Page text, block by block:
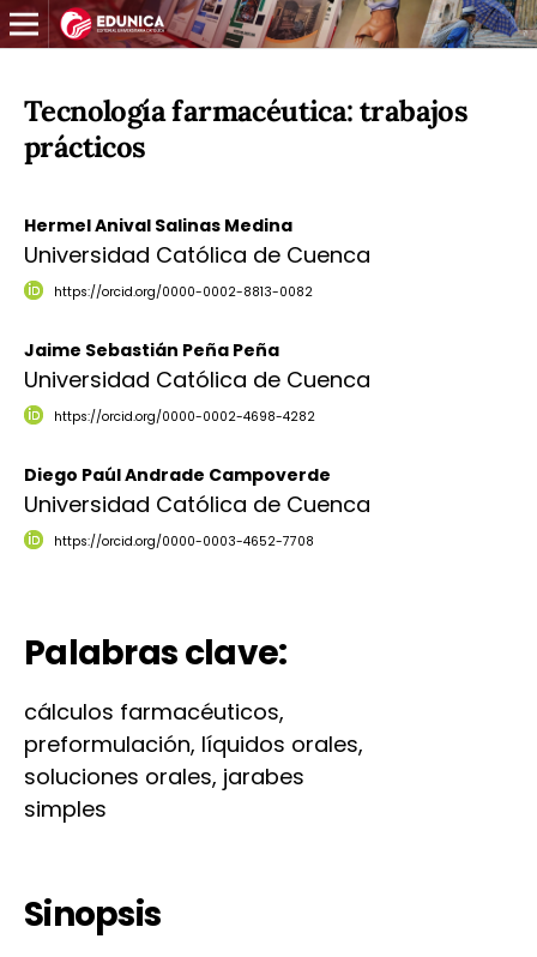
Tecnología farmacéutica: trabajos
prácticos
Hermel Anival Salinas Medina
Universidad Católica de Cuenca
https://orcid.org/0000-0002-8813-0082
Jaime Sebastián Peña Peña
Universidad Católica de Cuenca
https://orcid.org/0000-0002-4698-4282
Diego Paúl Andrade Campoverde
Universidad Católica de Cuenca
https://orcid.org/0000-0003-4652-7708
Palabras clave:
cálculos farmacéuticos,
preformulación, líquidos orales,
soluciones orales, jarabes
simples
Sinopsis